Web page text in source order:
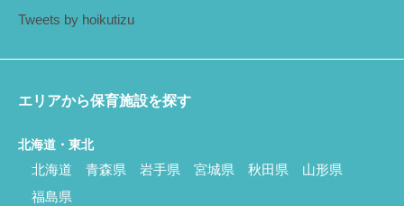
Tweets by hoikutizu
エリアから保育施設を探す
北海道・東北
北海道 青森県 岩手県 宮城県 秋田県
山形県
福島県